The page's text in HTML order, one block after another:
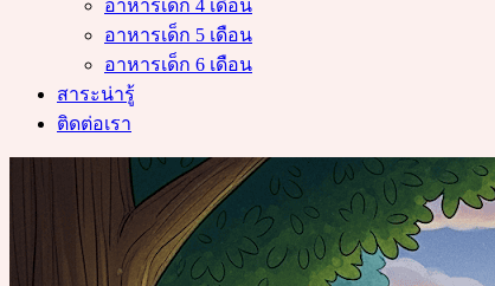
อาหารเด็ก 4 เดือน
อาหารเด็ก 5 เดือน
อาหารเด็ก 6 เดือน
สาระน่ารู้
ติดต่อเรา